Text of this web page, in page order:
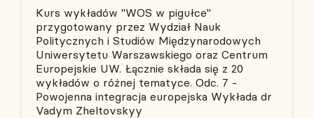
Kurs wykładów "WOS w pigułce"
przygotowany przez Wydział Nauk
Politycznych i Studiów Międzynarodowych
Uniwersytetu Warszawskiego oraz Centrum
Europejskie UW. Łącznie składa się z 20
wykładów o różnej tematyce. Odc. 7 -
Powojenna integracja europejska Wykłada dr
Vadym Zheltovskyy